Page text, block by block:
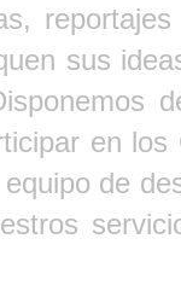
sus
en
de